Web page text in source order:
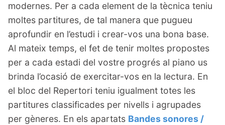
modernes. Per a cada element de la tècnica teniu
moltes partitures, de tal manera que pugueu
aprofundir en l’estudi i crear-vos una bona base.
Al mateix temps, el fet de tenir moltes propostes
per a cada estadi del vostre progrés al piano us
brinda l’ocasió de exercitar-vos en la lectura. En
el bloc del Repertori teniu igualment totes les
partitures classificades per nivells i agrupades
per gèneres. En els apartats Bandes sonores /